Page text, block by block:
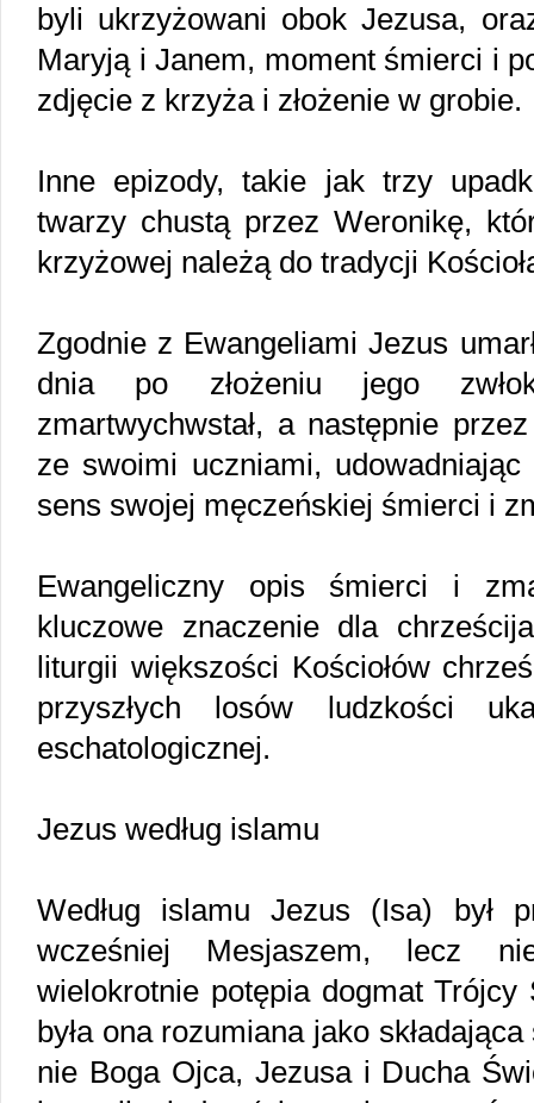
byli ukrzyżowani obok Jezusa,
Maryją i Janem, moment śmierci i
zdjęcie z krzyża i złożenie w grobie.
Inne epizody, takie jak trzy
twarzy chustą przez Weronikę,
krzyżowej należą do tradycji
Zgodnie z Ewangeliami Jezus
dnia po złożeniu jego
zmartwychwstał, a następnie
ze swoimi uczniami,
sens swojej męczeńskiej śmierci i
Ewangeliczny opis śmierci i
kluczowe znaczenie dla
liturgii większości Kościołów
przyszłych losów ludzkości
eschatologicznej.
Jezus według islamu
Według islamu Jezus (Isa) był
wcześniej Mesjaszem, lecz
wielokrotnie potępia dogmat
była ona rozumiana jako
nie Boga Ojca, Jezusa i Ducha